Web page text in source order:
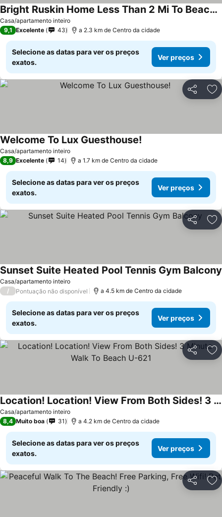
Casa/apartamento inteiro
Bright Ruskin Home Less Than 2 Mi To Beach And Marina!
9,1 Excelente 43 a 2.3 km de Centro da cidade
Selecione as datas para ver os preços
exatos.
Ver preços
Partilhar
Casa/apartamento inteiro
Welcome To Lux Guesthouse!
8,9 Excelente 14 a 1.7 km de Centro da cidade
Selecione as datas para ver os preços
exatos.
Ver preços
Partilhar
Casa/apartamento inteiro
Sunset Suite Heated Pool Tennis Gym Balcony
/ Pontuação não disponível a 4.5 km de Centro da cidade
Selecione as datas para ver os preços
exatos.
Ver preços
Partilhar
Casa/apartamento inteiro
Location! Location! View From Both Sides! 3 Minute Walk To Beach U-621
8,4 Muito boa 31 a 4.2 km de Centro da cidade
Selecione as datas para ver os preços
exatos.
Ver preços
Partilhar